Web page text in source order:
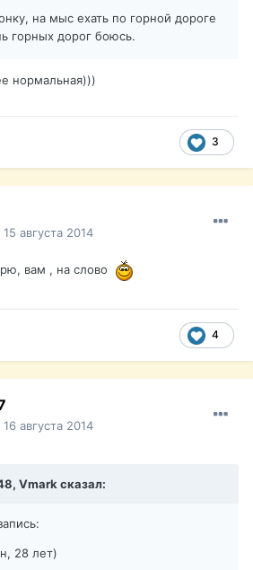
на мыс ехать по горной дороге
горных дорог боюсь.
нормальная)))
3
15 августа 2014
вам , на слово
4
16 августа 2014
Vmark сказал:
28 лет)